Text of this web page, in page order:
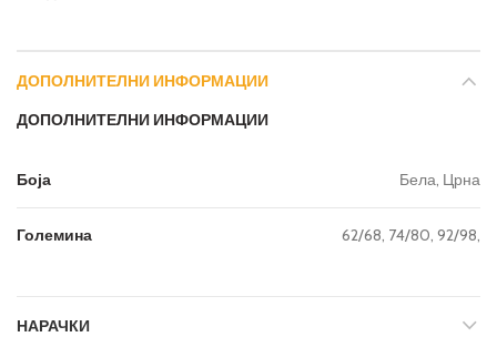
ДОПОЛНИТЕЛНИ ИНФОРМАЦИИ
ДОПОЛНИТЕЛНИ ИНФОРМАЦИИ
Боја Бела, Црна
Големина 62/68, 74/80, 92/98,
НАРАЧКИ